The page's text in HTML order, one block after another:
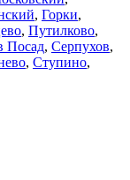
, Горки,
, Путилково,
Посад, Серпухов,
, Ступино,